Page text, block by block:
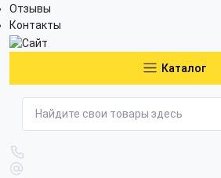
Отзывы
Контакты
Каталог